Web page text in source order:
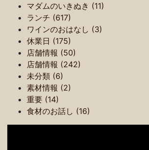
マダムのいきぬき (11)
ランチ (617)
ワインのおはなし (3)
休業日 (175)
店舗情報 (50)
店舗情報 (242)
未分類 (6)
素材情報 (2)
重要 (14)
食材のお話し (16)